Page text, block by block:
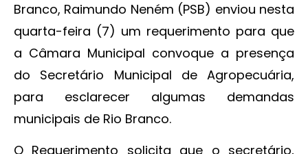
Branco, Raimundo Neném (PSB) enviou nesta
quarta-feira (7) um requerimento para que
a Câmara Municipal convoque a presença
do Secretário Municipal de Agropecuária,
para esclarecer algumas demandas
municipais de Rio Branco.
O Requerimento solicita que o secretário,